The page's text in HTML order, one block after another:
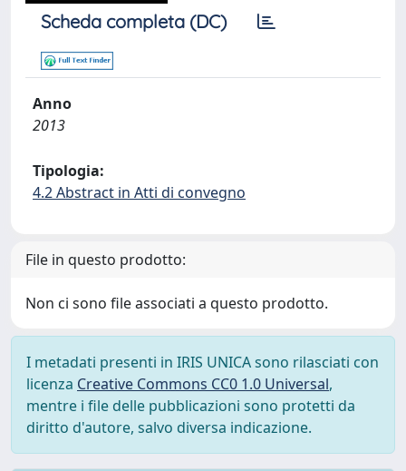
Scheda completa (DC)
Anno
2013
Tipologia:
4.2 Abstract in Atti di convegno
File in questo prodotto:
Non ci sono file associati a questo prodotto.
I metadati presenti in IRIS UNICA sono rilasciati con
licenza Creative Commons CC0 1.0 Universal,
mentre i file delle pubblicazioni sono protetti da
diritto d'autore, salvo diversa indicazione.